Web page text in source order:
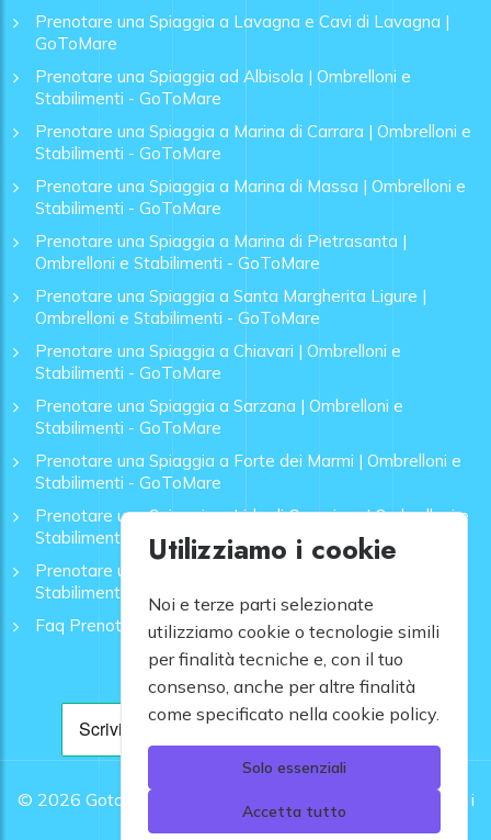
Prenotare una Spiaggia a Lavagna e Cavi di Lavagna |
GoToMare
Prenotare una Spiaggia ad Albisola | Ombrelloni e
Stabilimenti - GoToMare
Prenotare una Spiaggia a Marina di Carrara | Ombrelloni e
Stabilimenti - GoToMare
Prenotare una Spiaggia a Marina di Massa | Ombrelloni e
Stabilimenti - GoToMare
Prenotare una Spiaggia a Marina di Pietrasanta |
Ombrelloni e Stabilimenti - GoToMare
Prenotare una Spiaggia a Santa Margherita Ligure |
Ombrelloni e Stabilimenti - GoToMare
Prenotare una Spiaggia a Chiavari | Ombrelloni e
Stabilimenti - GoToMare
Prenotare una Spiaggia a Sarzana | Ombrelloni e
Stabilimenti - GoToMare
Prenotare una Spiaggia a Forte dei Marmi | Ombrelloni e
Stabilimenti - GoToMare
Prenotare una Spiaggia a Lido di Camaiore | Ombrelloni e
Stabilimenti - GoToMare
Prenotare una Spiaggia a Rapallo | Ombrelloni e
Stabilimenti - GoToMare
Faq Prenotazione Spiagge
© 2026 Gotomare srl - Partita IVA 12948810960 .
Tutti i
diritti riservati.
Utilizziamo i cookie
Noi e terze parti selezionate
utilizziamo cookie o tecnologie simili
per finalità tecniche e, con il tuo
consenso, anche per altre finalità
come specificato nella cookie policy.
Solo essenziali
Accetta tutto